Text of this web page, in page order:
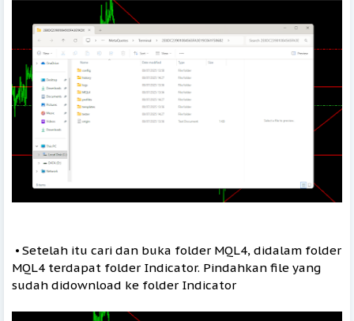
⦁ Setelah itu cari dan buka folder MQL4, didalam folder
MQL4 terdapat folder Indicator. Pindahkan file yang
sudah didownload ke folder Indicator